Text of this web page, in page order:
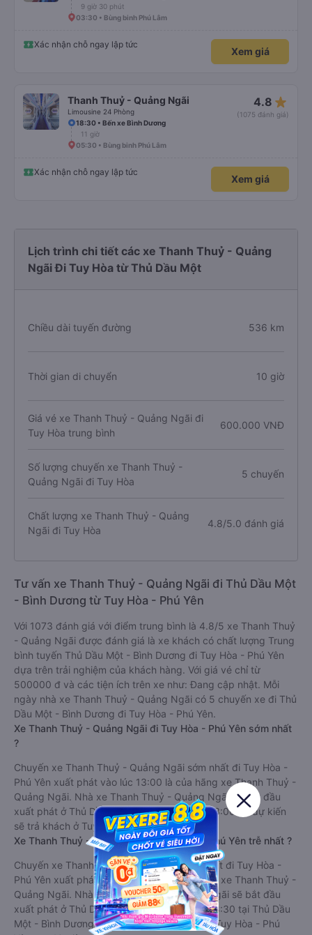
9 giờ 30 phút
03:30 • Bùng binh Phú Lâm
Xác nhận chỗ ngay lập tức
Xem giá
Thanh Thuỷ - Quảng Ngãi
Limousine 24 Phòng
4.8 star_rate
(1075 đánh giá)
18:30 • Bến xe Bình Dương
11 giờ
05:30 • Bùng binh Phú Lâm
Xác nhận chỗ ngay lập tức
Xem giá
Lịch trình chi tiết các xe Thanh Thuỷ - Quảng
Ngãi Đi Tuy Hòa từ Thủ Dầu Một
Chiều dài tuyến đường 536 km
Thời gian di chuyển 10 giờ
Giá vé xe Thanh Thuỷ - Quảng Ngãi đi
Tuy Hòa trung bình
600.000 VNĐ
Số lượng chuyến xe Thanh Thuỷ -
Quảng Ngãi đi Tuy Hòa
5 chuyến
Chất lượng xe Thanh Thuỷ - Quảng
Ngãi đi Tuy Hòa
4.8/5.0 đánh giá
Tư vấn xe Thanh Thuỷ - Quảng Ngãi đi Thủ Dầu Một
- Bình Dương từ Tuy Hòa - Phú Yên
Với 1073 đánh giá với điểm trung bình là 4.8/5 xe Thanh Thuỷ
- Quảng Ngãi được đánh giá là xe khách có chất lượng Trung
bình tuyến Thủ Dầu Một - Bình Dương đi Tuy Hòa - Phú Yên
dựa trên trải nghiệm của khách hàng. Với giá vé chỉ từ
500000 đ và các tiện ích trên xe như: Đang cập nhật. Mỗi
ngày nhà xe Thanh Thuỷ - Quảng Ngãi có 5 chuyến xe đi Thủ
Dầu Một - Bình Dương đi Tuy Hòa - Phú Yên.
Xe Thanh Thuỷ - Quảng Ngãi đi Tuy Hòa - Phú Yên sớm nhất
?
Chuyến xe Thanh Thuỷ - Quảng Ngãi sớm nhất đi Tuy Hòa -
Phú Yên xuất phát vào lúc 13:00 là của hãng xe Thanh Thuỷ -
Quảng Ngãi. Nhà xe Thanh Thuỷ - Quảng Ngãi sẽ bắt đầu
xuất phát ở Thủ Dầu Một - Bình Dương lúc 13:00 và dự kiến
sẽ trả khách ở Tuy Hòa - Phú Yên sau 10 giờ.
Xe Thanh Thuỷ - Quảng Ngãi đi Tuy Hòa - Phú Yên trễ nhất ?
Chuyến xe Thanh Thuỷ - Quảng Ngãi trễ nhất đi Tuy Hòa -
Phú Yên xuất phát vào lúc 18:30 là của hãng xe Thanh Thuỷ -
Quảng Ngãi. Nhà xe Thanh Thuỷ - Quảng Ngãi sẽ bắt đầu
xuất phát ở Thủ Dầu Một - Bình Dương lúc 18:30 tại Thủ Dầu
Một - Bình Dương và dự kiến sẽ trả khách ở Tuy Hòa - Phú